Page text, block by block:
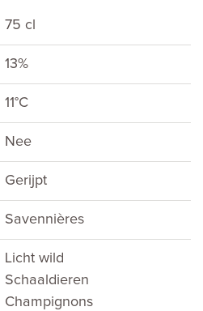
75 cl
13%
11°C
Nee
Gerijpt
Savennières
Licht wild
Schaaldieren
Champignons